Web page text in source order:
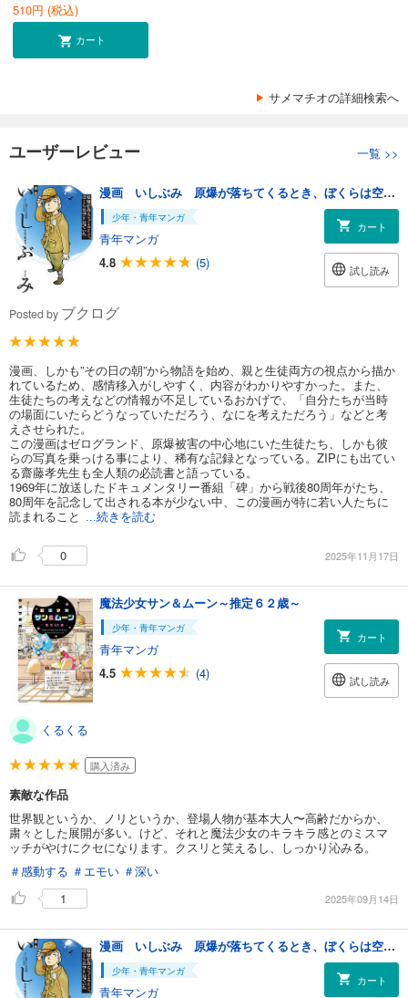
510円 (税込)
カート
サメマチオの詳細検索へ
ユーザーレビュー 一覧 >>
漫画 いしぶみ 原爆が落ちてくるとき、ぼくらは空を見ていた
少年・青年マンガ
青年マンガ
4.8
(5)
カート
試し読み
Posted by ブクログ
漫画、しかも”その日の朝”から物語を始め、親と生徒両方の視点から描か
れているため、感情移入がしやすく、内容がわかりやすかった。また、
生徒たちの考えなどの情報が不足しているおかげで、「自分たちが当時
の場面にいたらどうなっていただろう、なにを考えただろう」などと考
えさせられた。
この漫画はゼログランド、原爆被害の中心地にいた生徒たち、しかも彼
らの写真を乗っける事により、稀有な記録となっている。ZIPにも出てい
る齋藤孝先生も全人類の必読書と語っている。
1969年に放送したドキュメンタリー番組「碑」から戦後80周年がたち、
80周年を記念して出される本が少ない中、この漫画が特に若い人たちに
読まれること
...続きを読む
0 2025年11月17日
魔法少女サン＆ムーン～推定６２歳～
少年・青年マンガ
青年マンガ
4.5
(4)
カート
試し読み
くるくる
購入済み
素敵な作品
世界観というか、ノリというか、登場人物が基本大人〜高齢だからか、
粛々とした展開が多い。けど、それと魔法少女のキラキラ感とのミスマ
ッチがやけにクセになります。クスリと笑えるし、しっかり沁みる。
＃感動する ＃エモい ＃深い
1
2025年09月14日
漫画 いしぶみ 原爆が落ちてくるとき、ぼくらは空を見ていた
少年・青年マンガ
青年マンガ
カート